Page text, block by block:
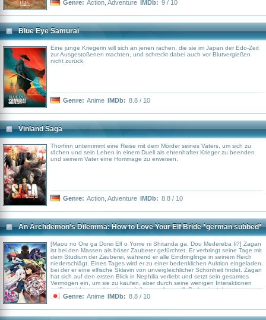
Genre: Action Adventure IMDb: 9 / 10
Blue Eye Samurai
Eine junge Kriegerin will sich an jenen rächen, die sie im Japan der Edo-Zeit
zur Ausgestoßenen machten, und schreckt dabei auch vor Blutvergießen
nicht zurück.
Genre: Anime IMDb: 8.8 / 10
Vinland Saga
Thorfinn unternimmt eine Reise mit dem Mörder seines Vaters, um sich zu
rächen und sein Leben in einem Duell als ehrenhafter Krieger zu beenden
und seinem Vater eine Hommage zu erweisen.
Genre: Action Adventure IMDb: 8.8 / 10
An Archdemon's Dilemma: How to Love Your Elf Bride *german subbed*
[Maou no Ore ga Dorei Elf o Yome ni Shitanda ga, Dou Medereba Ii?] Zagan
ist bei den Massen als böser Zauberer gefürchtet. Er verbringt seine Tage mit
dem Studium der Zauberei, während er alle Eindringlinge in seinem Reich
niederschlägt. Eines Tages wird er zu einer bedenklichen Auktion eingeladen,
bei der er eine elfische Sklavin von unvergleichlicher Schönheit findet. Zagan
hat sich auf den ersten Blick in Nephilia verliebt und setzt sein gesamtes
Vermögen ein, um sie zu kaufen, aber durch seine wenigen Interaktionen
weiß er nicht so recht, wie er mit ihr umgehen soll. So beginnt das
unbeholfene Zusammenleben eines Zauberers, der nicht weiß, wie er seine
genauso wenig Erfahrung hat.
Genre: Anime IMDb: 8.8 / 10